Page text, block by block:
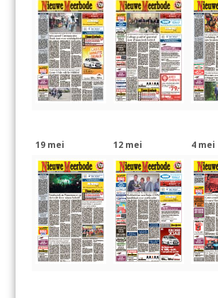
19 mei 12 mei 4 mei